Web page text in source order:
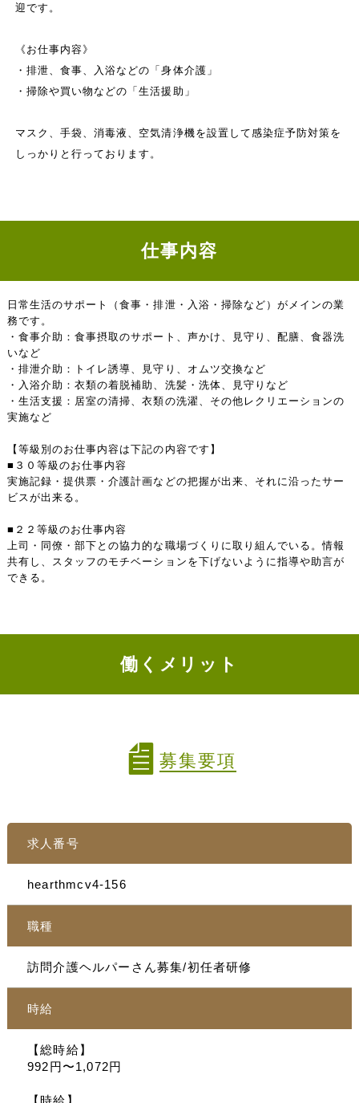
迎です。
《お仕事内容》
・排泄、食事、入浴などの「身体介護」
・掃除や買い物などの「生活援助」
マスク、手袋、消毒液、空気清浄機を設置して感染症予防対策を
しっかりと行っております。
仕事内容
日常生活のサポート（食事・排泄・入浴・掃除など）がメインの業
務です。
・食事介助：食事摂取のサポート、声かけ、見守り、配膳、食器洗
いなど
・排泄介助：トイレ誘導、見守り、オムツ交換など
・入浴介助：衣類の着脱補助、洗髪・洗体、見守りなど
・生活支援：居室の清掃、衣類の洗濯、その他レクリエーションの
実施など
【等級別のお仕事内容は下記の内容です】
■３０等級のお仕事内容
実施記録・提供票・介護計画などの把握が出来、それに沿ったサー
ビスが出来る。
■２２等級のお仕事内容
上司・同僚・部下との協力的な職場づくりに取り組んでいる。情報
共有し、スタッフのモチベーションを下げないように指導や助言が
できる。
働くメリット
募集要項
求人番号
hearthmcv4-156
職種
訪問介護ヘルパーさん募集/初任者研修
時給
【総時給】
992円〜1,072円
【時給】